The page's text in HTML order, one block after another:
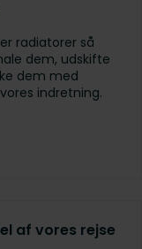
radiatorer så
dem, udskifte
dem med
indretning.
af vores rejse